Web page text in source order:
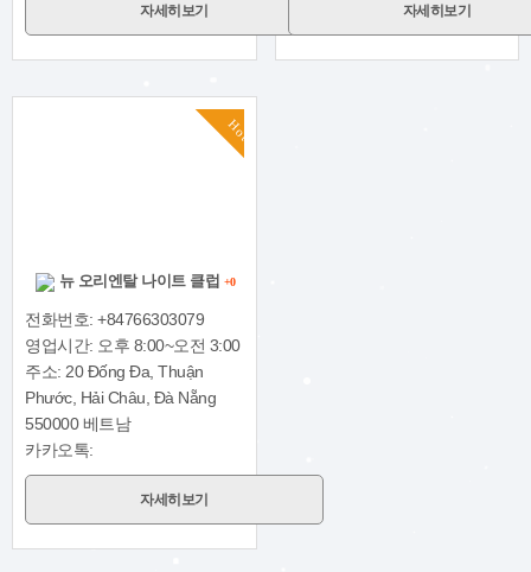
자세히보기 자세히보기
Hot
뉴 오리엔탈 나이트 클럽 +0
전화번호: +84766303079
영업시간: 오후 8:00~오전 3:00
주소: 20 Đống Đa, Thuận
Phước, Hải Châu, Đà Nẵng
550000 베트남
카카오톡:
자세히보기